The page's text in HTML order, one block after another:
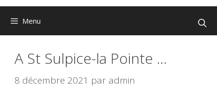
Menu
A St Sulpice-la Pointe …
8 décembre 2021 par admin